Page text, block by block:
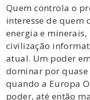
Quem controla o
interesse de quem
energia e
civilização
atual. Um poder
dominar por quase
quando a Europa
poder, até então